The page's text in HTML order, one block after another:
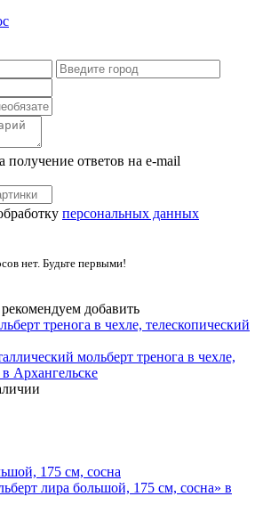
получение ответов на e-mail
персональных данных
нет. Будьте первыми!
добавить
тренога в чехле, телескопический
175 см, сосна